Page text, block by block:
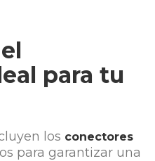
para tu
los conectores
para garantizar una